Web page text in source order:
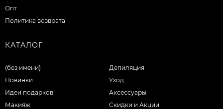
Опт
Политика возврата
КАТАЛОГ
(без имени)
Новинки
Идеи подарков!
Макияж
Депиляция
Уход
Аксессуары
Скидки и Акции